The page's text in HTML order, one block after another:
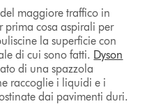
maggiore traffico in
prima cosa aspirali per
la superficie con
di cui sono fatti. Dyson
di una spazzola
raccoglie i liquidi e i
dai pavimenti duri.